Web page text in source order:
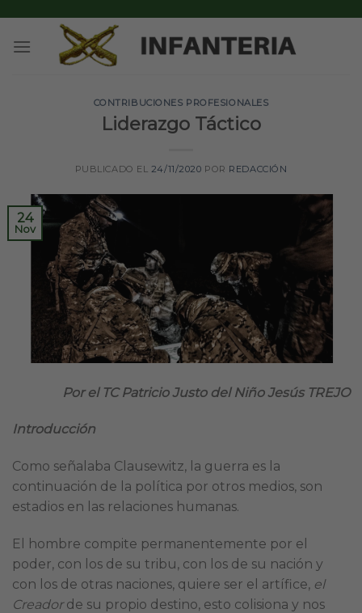
content
CONTRIBUCIONES PROFESIONALES
Liderazgo Táctico
PUBLICADO EL 24/11/2020 POR REDACCIÓN
24
Nov
Por el TC Patricio Justo del Niño Jesús TREJO
Introducción
Como señalaba Clausewitz, la guerra es la
continuación de la política por otros medios, son
estadios en las relaciones humanas.
El hombre compite permanentemente por el
poder, con los de su tribu, con los de su nación y
con los de otras naciones, quiere ser el artífice, el
Creadorde su propio destino, esto colisiona y nos